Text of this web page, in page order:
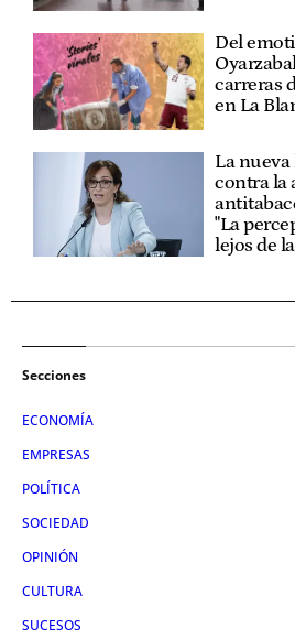
Del
carreras
en La
La nueva
contra la
"La
lejos de
Secciones
ECONOMÍA
EMPRESAS
POLÍTICA
SOCIEDAD
OPINIÓN
CULTURA
SUCESOS